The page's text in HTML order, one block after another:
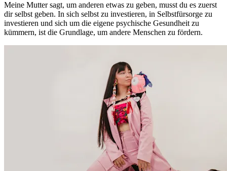
Meine Mutter sagt, um anderen etwas zu geben, musst du es zuerst
dir selbst geben. In sich selbst zu investieren, in Selbstfürsorge zu
investieren und sich um die eigene psychische Gesundheit zu
kümmern, ist die Grundlage, um andere Menschen zu fördern.